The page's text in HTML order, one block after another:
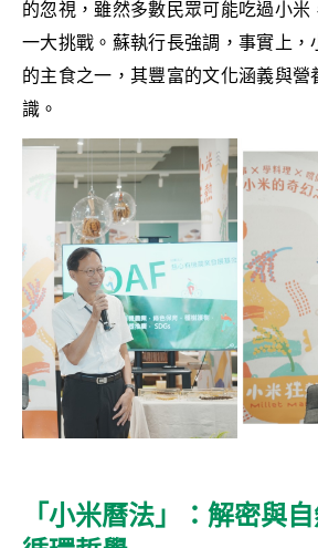
的忽視，雖然多數民眾可能吃過小米
一大挑戰。蘇執行長強調，事實上
的主食之一，其豐富的文化涵義與
識。
「小米曆法」：解密與